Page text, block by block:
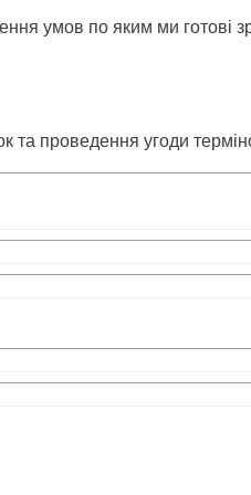
умов по яким ми готові
та проведення угоди